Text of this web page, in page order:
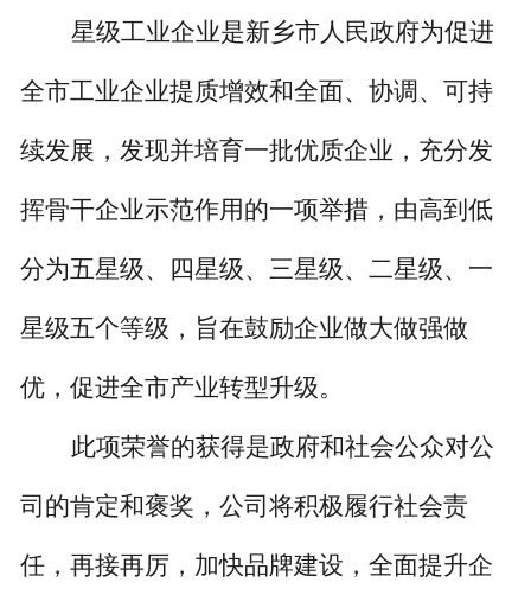
星级工业企业是新乡市人民政府为促进
全市工业企业提质增效和全面、协调、可持
续发展，发现并培育一批优质企业，充分发
挥骨干企业示范作用的一项举措，由高到低
分为五星级、四星级、三星级、二星级、一
星级五个等级，旨在鼓励企业做大做强做
优，促进全市产业转型升级。
此项荣誉的获得是政府和社会公众对公
司的肯定和褒奖，公司将积极履行社会责
任，再接再厉，加快品牌建设，全面提升企